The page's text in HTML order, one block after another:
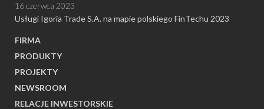
Usługi Igoria Trade S.A. na mapie polskiego FinTechu 2023
16 czerwca 2023
FIRMA
PRODUKTY
PROJEKTY
NEWSROOM
RELACJE INWESTORSKIE